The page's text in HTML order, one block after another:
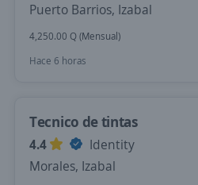
Puerto Barrios, Izabal
4,250.00 Q (Mensual)
Hace 6 horas
Tecnico de tintas
4.4
Identity
Morales, Izabal